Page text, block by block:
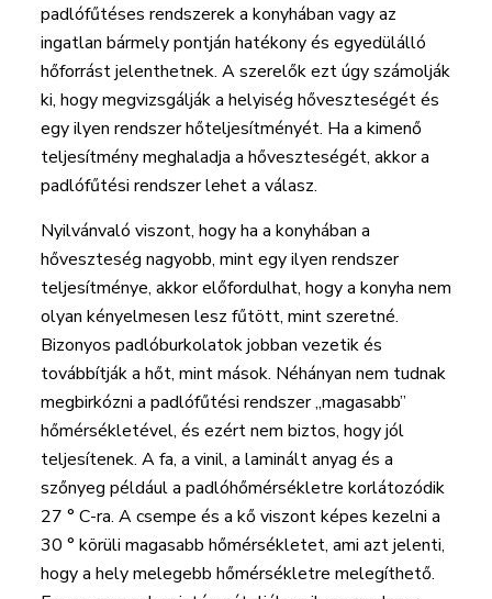
padlófűtéses rendszerek a konyhában vagy az
ingatlan bármely pontján hatékony és egyedülálló
hőforrást jelenthetnek. A szerelők ezt úgy számolják
ki, hogy megvizsgálják a helyiség hőveszteségét és
egy ilyen rendszer hőteljesítményét. Ha a kimenő
teljesítmény meghaladja a hőveszteségét, akkor a
padlófűtési rendszer lehet a válasz.
Nyilvánvaló viszont, hogy ha a konyhában a
hőveszteség nagyobb, mint egy ilyen rendszer
teljesítménye, akkor előfordulhat, hogy a konyha nem
olyan kényelmesen lesz fűtött, mint szeretné.
Bizonyos padlóburkolatok jobban vezetik és
továbbítják a hőt, mint mások. Néhányan nem tudnak
megbirkózni a padlófűtési rendszer „magasabb”
hőmérsékletével, és ezért nem biztos, hogy jól
teljesítenek. A fa, a vinil, a laminált anyag és a
szőnyeg például a padlóhőmérsékletre korlátozódik
27 ° C-ra. A csempe és a kő viszont képes kezelni a
30 ° körüli magasabb hőmérsékletet, ami azt jelenti,
hogy a hely melegebb hőmérsékletre melegíthető.